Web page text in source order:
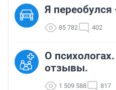
Я переобулся
85 782 402
О
отзывы.
1 509 588 817